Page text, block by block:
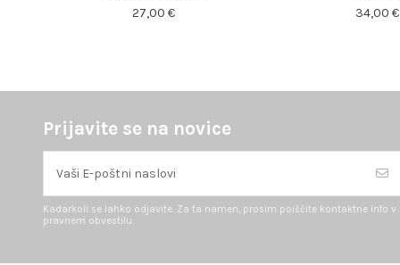
27,00 €
34,00 €
Prijavite se na novice
Kadarkoli se lahko odjavite. Za ta namen, prosim poiščite kontaktne info v
pravnem obvestilu.